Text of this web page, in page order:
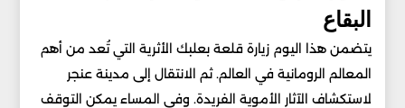
البقاع
يتضمن هذا اليوم زيارة قلعة بعلبك الأثرية التي تُعد من أهم
المعالم الرومانية في العالم. ثم الانتقال إلى مدينة عنجر
لاستكشاف الآثار الأموية الفريدة. وفي المساء يمكن التوقف